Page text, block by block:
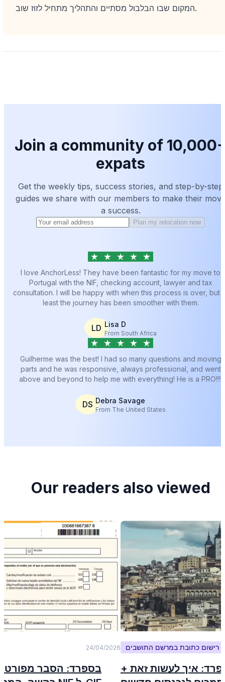
המקום שבו הבלבול מסתיים והתהליך מתחיל לזוז שוב.
Join a community of
expats
Get the weekly tips, success stories, and step-by-step
guides we share with our members to make their
a success.
Plan my relocation now
I love AnchorLess! They have been fantastic for my move to
Portugal with the NIF, checking account, lawyer and tax
consultation. I will be happy with when this process is over, but
least the journey has been smoother with them.
LD Lisa D
From South Africa
Guilherme was the best! I had so many questions and moving
parts and he was responsive, always professional, and went
above and beyond to help me with everything! He is a PRO!!!!
DS Debra Savage
From The United States
Our readers also viewed
24/04/2026 רישום כתובת במרשם התושבים
איך לעשות זאת +